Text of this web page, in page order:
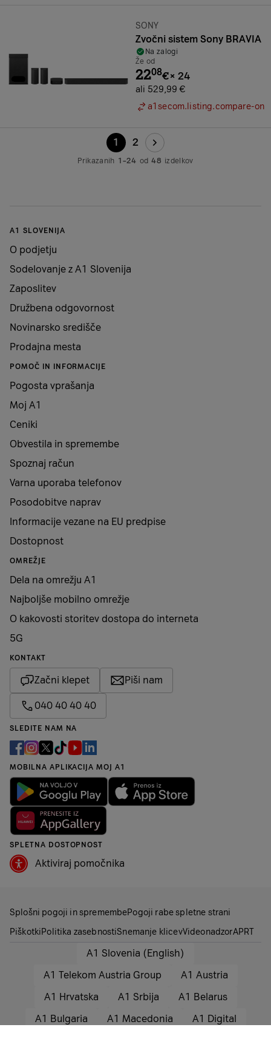
Znamka:
SONY
Zvočni sistem Sony BRAVIA
Na zalogi
Že od
2208€× 24
ali 529,99 €
a1secom.listing.compare-on
1 2
Prikazanih 1–24 od 48 izdelkov
A1 SLOVENIJA
O podjetju
Sodelovanje z A1 Slovenija
Zaposlitev
Družbena odgovornost
Novinarsko središče
Prodajna mesta
POMOČ IN INFORMACIJE
Pogosta vprašanja
Moj A1
Ceniki
Obvestila in spremembe
Spoznaj račun
Varna uporaba telefonov
Posodobitve naprav
Informacije vezane na EU predpise
Dostopnost
OMREŽJE
Dela na omrežju A1
Najboljše mobilno omrežje
O kakovosti storitev dostopa do interneta
5G
KONTAKT
Začni klepet Piši nam
040 40 40 40
SLEDITE NAM NA
MOBILNA APLIKACIJA MOJ A1
SPLETNA DOSTOPNOST
Aktiviraj pomočnika
Splošni pogoji in spremembePogoji rabe spletne strani
PiškotkiPolitika zasebnostiSnemanje klicevVideonadzorAPRT
A1 Slovenia (English)
A1 Telekom Austria Group
A1 Austria
A1 Hrvatska
A1 Srbija
A1 Belarus
A1 Bulgaria
A1 Macedonia A1 Digital